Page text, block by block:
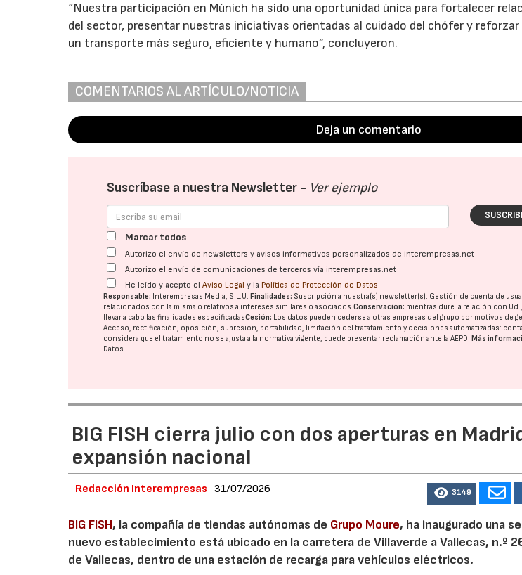
“Nuestra participación en Múnich ha sido una oportunidad única para fortalecer
del sector, presentar nuestras iniciativas orientadas al cuidado del chófer y
un transporte más seguro, eficiente y humano”, concluyeron.
COMENTARIOS AL ARTÍCULO/NOTICIA
Deja un comentario
Suscríbase a nuestra Newsletter - Ver ejemplo
Marcar todos
Autorizo el envío de newsletters y avisos informativos personalizados de interempresas.net
Autorizo el envío de comunicaciones de terceros vía interempresas.net
He leído y acepto elAviso Legal y la Política de Protección de Datos
Responsable: Interempresas Media, S.L.U. Finalidades: Suscripción a nuestra(s) newsletter(s). Gestión de cuenta de
relacionados con la misma o relativos a intereses similares o asociados.Conservación: mientras dure la relación con
llevar a cabo las finalidades especificadasCesión: Los datos pueden cederse a otras empresas del grupo por motivos de
Acceso, rectificación, oposición, supresión, portabilidad, limitación del tratatamiento y decisiones automatizadas:
considera que el tratamiento no se ajusta a la normativa vigente, puede presentar reclamación ante laAEPD. Más
Datos
BIG FISH cierra julio con dos aperturas en
expansión nacional
Redacción Interempresas 31/07/2026 3149
BIG FISH, la compañía de tiendas autónomas de Grupo Moure, ha inaugurado una
nuevo establecimiento está ubicado en la carretera de Villaverde a Vallecas, n.º
de Vallecas, dentro de una estación de recarga para vehículos eléctricos.
23/07/2026